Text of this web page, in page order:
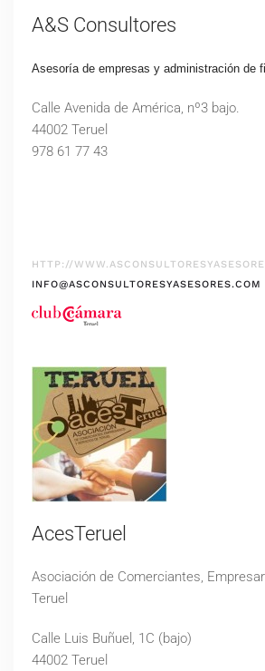
A&S Consultores
Asesoría de empresas y administración de
Calle Avenida de América, nº3 bajo.
44002 Teruel
978 61 77 43
HTTP://
INFO@ASCONSULTORESYASESORES.COM
AcesTeruel
Asociación de Comerciantes,
Teruel
Calle Luis Buñuel, 1C (bajo)
44002 Teruel